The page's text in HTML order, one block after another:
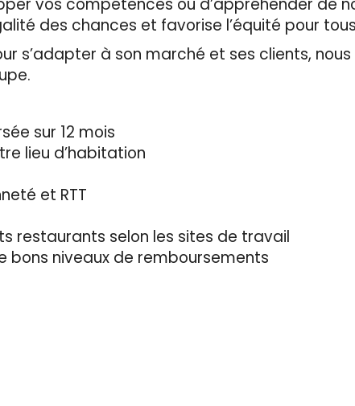
vos compétences ou d’appréhender de
des chances et favorise l’équité pour
s’adapter à son marché et ses clients,
sur 12 mois
lieu d’habitation
et RTT
restaurants selon les sites de travail
bons niveaux de remboursements